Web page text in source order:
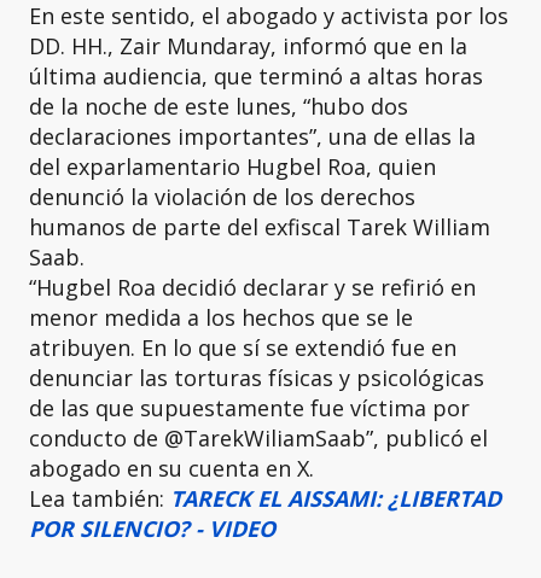
En este sentido, el abogado y activista por los
DD. HH., Zair Mundaray, informó que en la
última audiencia, que terminó a altas horas
de la noche de este lunes, “hubo dos
declaraciones importantes”, una de ellas la
del exparlamentario Hugbel Roa, quien
denunció la violación de los derechos
humanos de parte del exfiscal Tarek William
Saab.
“Hugbel Roa decidió declarar y se refirió en
menor medida a los hechos que se le
atribuyen. En lo que sí se extendió fue en
denunciar las torturas físicas y psicológicas
de las que supuestamente fue víctima por
conducto de @TarekWiliamSaab”, publicó el
abogado en su cuenta en X.
Lea también: TARECK EL AISSAMI: ¿LIBERTAD
POR SILENCIO? - VIDEO